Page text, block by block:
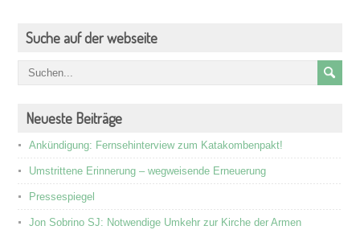
Suche auf der webseite
Neueste Beiträge
Ankündigung: Fernsehinterview zum Katakombenpakt!
Umstrittene Erinnerung – wegweisende Erneuerung
Pressespiegel
Jon Sobrino SJ: Notwendige Umkehr zur Kirche der Armen